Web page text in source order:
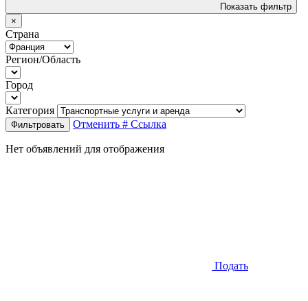
Показать фильтр
×
Страна
Регион/Область
Город
Категория
Фильтровать Отменить # Ссылка
Нет объявлений для отображения
Подать